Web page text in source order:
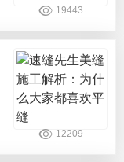
19443
12209